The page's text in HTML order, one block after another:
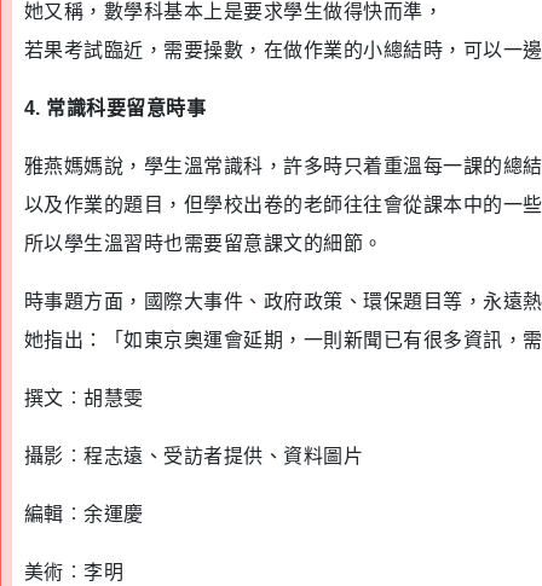
她又稱，數學科基本上是要求學生做得快而準，
若果考試臨近，需要操數，在做作業的小總結時，可以一
4. 常識科要留意時事
雅燕媽媽說，學生溫常識科，許多時只着重溫每一課的總
以及作業的題目，但學校出卷的老師往往會從課本中的一
所以學生溫習時也需要留意課文的細節。
時事題方面，國際大事件、政府政策、環保題目等，永遠
她指出：「如東京奧運會延期，一則新聞已有很多資訊，
撰文︰胡慧雯
攝影︰程志遠、受訪者提供、資料圖片
編輯︰余運慶
美術︰李明